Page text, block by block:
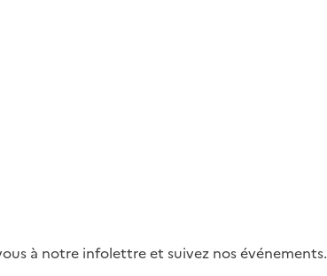
à notre infolettre et suivez nos événements.